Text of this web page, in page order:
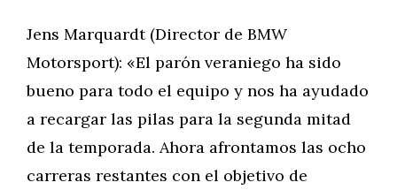
Jens Marquardt (Director de BMW
Motorsport): «El parón veraniego ha sido
bueno para todo el equipo y nos ha ayudado
a recargar las pilas para la segunda mitad
de la temporada. Ahora afrontamos las ocho
carreras restantes con el objetivo de